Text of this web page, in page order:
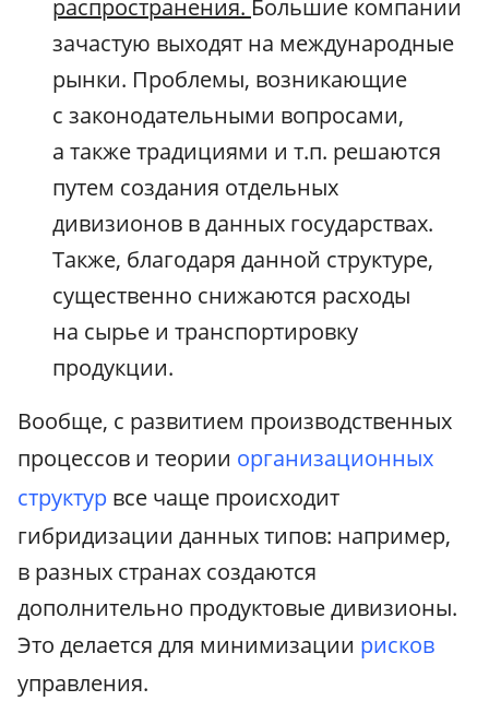
распространения. Большие компании
зачастую выходят на международные
рынки. Проблемы, возникающие
с законодательными вопросами,
а также традициями и т.п. решаются
путем создания отдельных
дивизионов в данных государствах.
Также, благодаря данной структуре,
существенно снижаются расходы
на сырье и транспортировку
продукции.
Вообще, с развитием производственных
процессов и теории организационных
структур все чаще происходит
гибридизации данных типов: например,
в разных странах создаются
дополнительно продуктовые дивизионы.
Это делается для минимизации рисков
управления.